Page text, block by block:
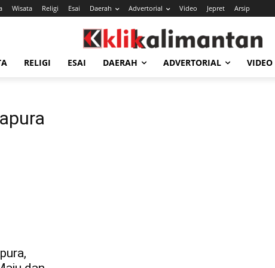
Wisata Religi Esai Daerah Advertorial Video Jepret Arsip
RELIGI ESAI DAERAH ADVERTORIAL VIDEO